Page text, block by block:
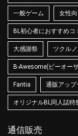
一般ゲーム 女性
BL初心者におすすめコ
大感謝祭 ツクルノ
B-Awesome(ビーオー
Fantia 通販アップ
オリジナルBL同人誌特
通信販売